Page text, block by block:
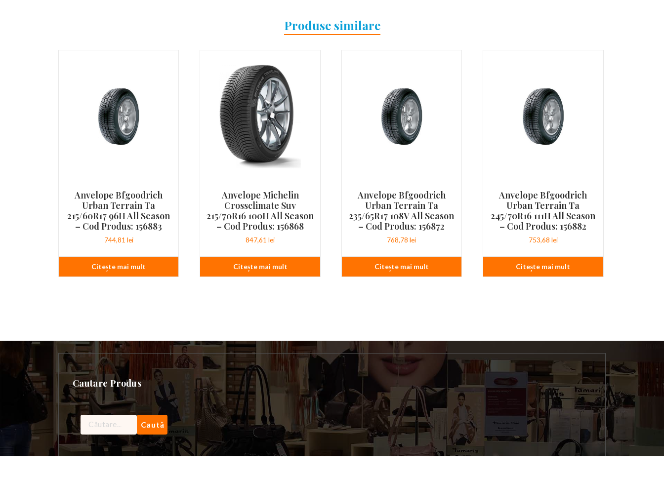
Produse similare
Anvelope Bfgoodrich
Urban Terrain Ta
215/60R17 96H All Season
– Cod Produs: 156883
744,81 lei
Citește mai mult
Anvelope Michelin
Crossclimate Suv
215/70R16 100H All Season
– Cod Produs: 156868
847,61lei
Citește mai mult
Anvelope Bfgoodrich
Urban Terrain Ta
235/65R17 108V All Season
– Cod Produs: 156872
768,78lei
Citește mai mult
Anvelope Bfgoodrich
Urban Terrain Ta
245/70R16 111H All Season
– Cod Produs: 156882
753,68 lei
Citește mai mult
Cautare Produs
Caută
după: